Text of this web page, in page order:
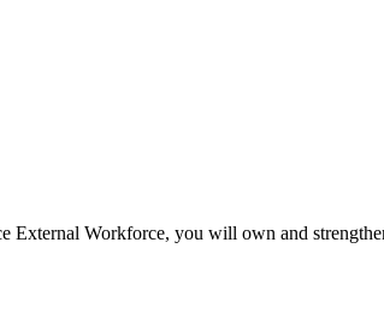
Workforce, you will own and